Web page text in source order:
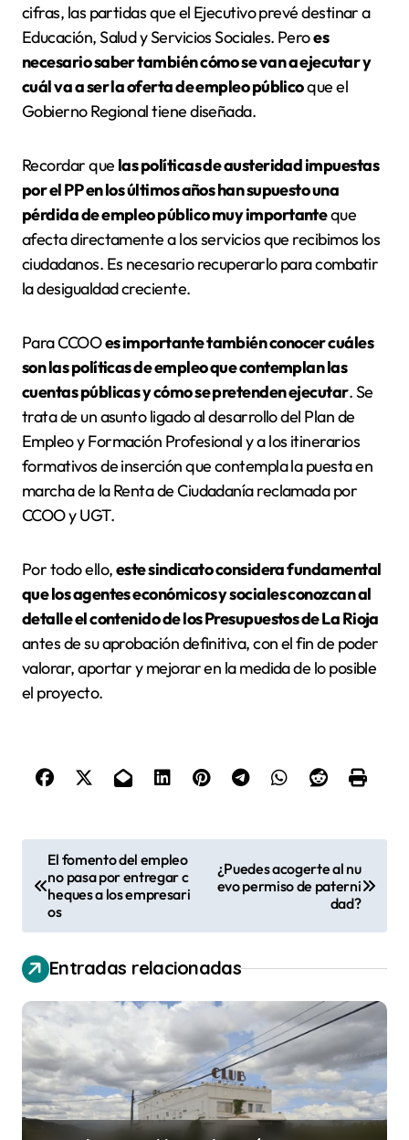
cifras, las partidas que el Ejecutivo prevé destinar a
Educación, Salud y Servicios Sociales. Peroes
necesario saber también cómo se van a ejecutar y
cuál va a ser la oferta de empleo públicoque el
Gobierno Regional tiene diseñada.
Recordar que las políticas de austeridad impuestas
por el PP en los últimos años han supuesto una
pérdida de empleo público muy importanteque
afecta directamente a los servicios que recibimos los
ciudadanos. Es necesario recuperarlo para combatir
la desigualdad creciente.
Para CCOOes importante también conocer cuáles
son las políticas de empleo que contemplan las
cuentas públicas y cómo se pretenden ejecutar. Se
trata de un asunto ligado al desarrollo del Plan de
Empleo y Formación Profesional y a los itinerarios
formativos de inserción que contempla la puesta en
marcha de la Renta de Ciudadanía reclamada por
CCOO y UGT.
Por todo ello,este sindicato considera fundamental
que los agentes económicos y sociales conozcan al
detalle el contenido de los Presupuestos de La Rioja
antes de su aprobación definitiva, con el fin de poder
valorar, aportar y mejorar en la medida de lo posible
el proyecto.
a
g
a
c
i
ó
n
El fomento del empleo
no pasa por entregar c
heques a los empresari
os
¿Puedes acogerte al nu
evo permiso de paterni
dad?
Entradas relacionadas